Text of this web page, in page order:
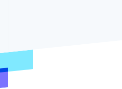
Climate
Identity